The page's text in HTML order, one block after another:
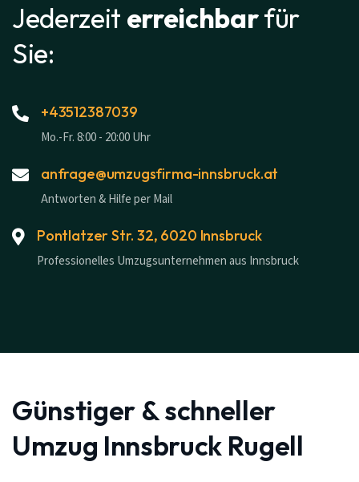
Jederzeit erreichbarfür
Sie:
+43512387039
Mo.-Fr. 8:00 - 20:00 Uhr
anfrage@umzugsfirma-innsbruck.at
Antworten & Hilfe per Mail
Pontlatzer Str. 32, 6020 Innsbruck
Professionelles Umzugsunternehmen aus Innsbruck
Günstiger & schneller
Umzug Innsbruck Rugell